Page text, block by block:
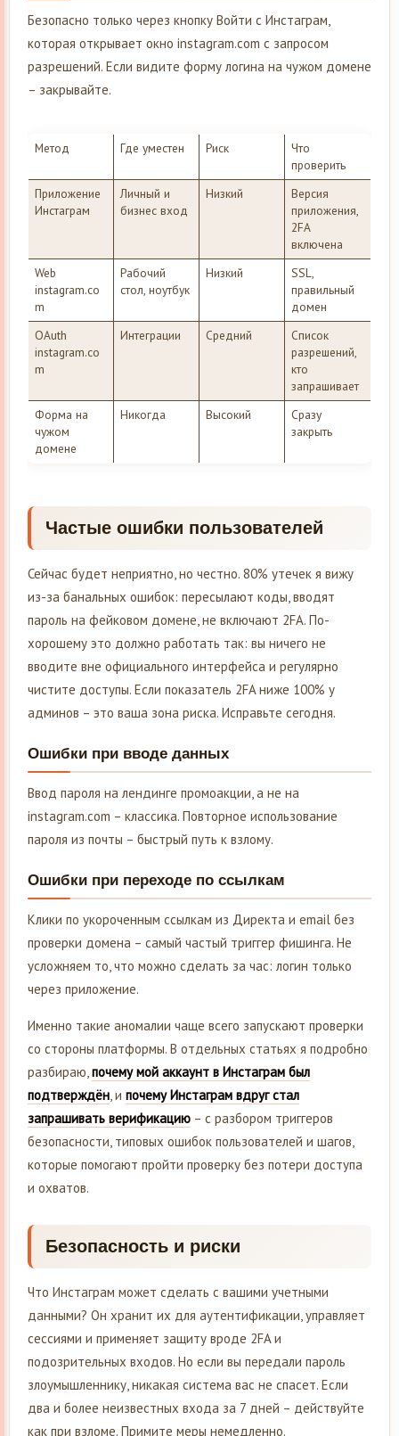
Безопасно только через кнопку Войти с Инстаграм,
которая открывает окно instagram.com с запросом
разрешений. Если видите форму логина на чужом домене
– закрывайте.
Метод Где уместен Риск
Что
проверить
Приложение
Инстаграм
Личный и
бизнес вход
Низкий
Версия
приложения,
2FA
включена
Web
instagram.co
m
Рабочий
стол, ноутбук
Низкий
SSL,
правильный
домен
OAuth
instagram.co
m
Интеграции Средний
Список
разрешений,
кто
запрашивает
Форма на
чужом
домене
Никогда Высокий
Сразу
закрыть
Частые ошибки пользователей
Сейчас будет неприятно, но честно. 80% утечек я вижу
из-за банальных ошибок: пересылают коды, вводят
пароль на фейковом домене, не включают 2FA. По-
хорошему это должно работать так: вы ничего не
вводите вне официального интерфейса и регулярно
чистите доступы. Если показатель 2FA ниже 100% у
админов – это ваша зона риска. Исправьте сегодня.
Ошибки при вводе данных
Ввод пароля на лендинге промоакции, а не на
instagram.com – классика. Повторное использование
пароля из почты – быстрый путь к взлому.
Ошибки при переходе по ссылкам
Клики по укороченным ссылкам из Директа и email без
проверки домена – самый частый триггер фишинга. Не
усложняем то, что можно сделать за час: логин только
через приложение.
Именно такие аномалии чаще всего запускают проверки
со стороны платформы. В отдельных статьях я подробно
разбираю,почему мой аккаунт в Инстаграм был
подтверждён, и почему Инстаграм вдруг стал
запрашивать верификацию – с разбором триггеров
безопасности, типовых ошибок пользователей и шагов,
которые помогают пройти проверку без потери доступа
и охватов.
Безопасность и риски
Что Инстаграм может сделать с вашими учетными
данными? Он хранит их для аутентификации, управляет
сессиями и применяет защиту вроде 2FA и
подозрительных входов. Но если вы передали пароль
злоумышленнику, никакая система вас не спасет. Если
два и более неизвестных входа за 7 дней – действуйте
как при взломе. Примите меры немедленно.